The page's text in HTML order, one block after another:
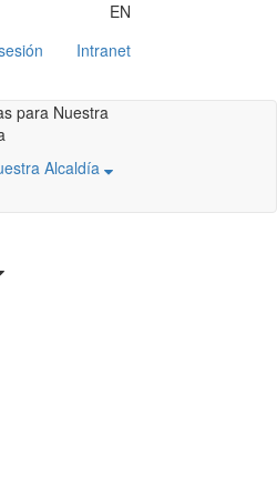
EN
Intranet
Alcaldía